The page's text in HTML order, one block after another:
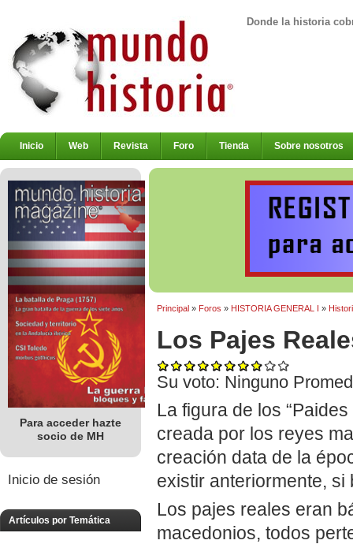
Donde la historia
Inicio Web Revista Foro Tienda Sobre nosotros
Para acceder hazte
socio de MH
Inicio de sesión
Artículos por Temática
Principal» Foros » HISTORIA GENERAL I »
Los Pajes
Su voto: Ninguno
La figura de los
creada por los reyes
creación data de la
existir anteriormente,
Los pajes reales eran
macedonios, todos